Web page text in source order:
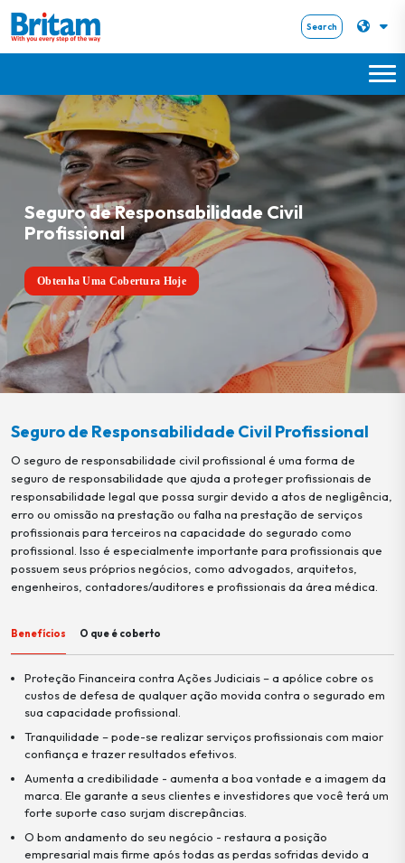
Search
Seguro de Responsabilidade Civil
Profissional
Obtenha Uma Cobertura Hoje
Seguro de Responsabilidade Civil Profissional
O seguro de responsabilidade civil profissional é uma forma de
seguro de responsabilidade que ajuda a proteger profissionais de
responsabilidade legal que possa surgir devido a atos de negligência,
erro ou omissão na prestação ou falha na prestação de serviços
profissionais para terceiros na capacidade do segurado como
profissional. Isso é especialmente importante para profissionais que
possuem seus próprios negócios, como advogados, arquitetos,
engenheiros, contadores/auditores e profissionais da área médica.
Benefícios O que é coberto
Proteção Financeira contra Ações Judiciais – a apólice cobre os
custos de defesa de qualquer ação movida contra o segurado em
sua capacidade profissional.
Tranquilidade – pode-se realizar serviços profissionais com maior
confiança e trazer resultados efetivos.
Aumenta a credibilidade - aumenta a boa vontade e a imagem da
marca. Ele garante a seus clientes e investidores que você terá um
forte suporte caso surjam discrepâncias.
O bom andamento do seu negócio - restaura a posição
empresarial mais firme após todas as perdas sofridas devido a